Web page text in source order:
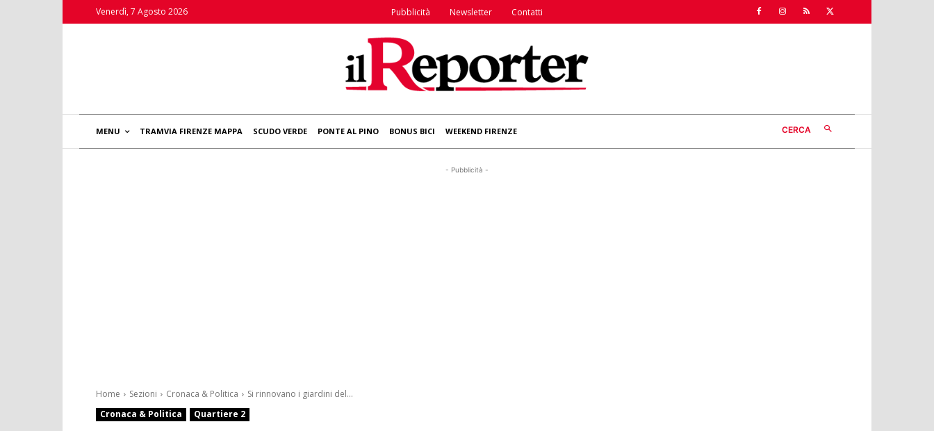
Venerdì, 7 Agosto 2026 Pubblicità Newsletter Contatti
MENU TRAMVIA FIRENZE MAPPA SCUDO VERDE PONTE AL PINO BONUS BICI WEEKEND FIRENZE CERCA
- Pubblicità -
Home Sezioni Cronaca & Politica
Si rinnovano i giardini del...
Cronaca & Politica
Quartiere 2